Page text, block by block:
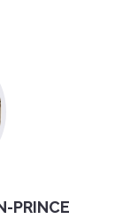
PRINCE